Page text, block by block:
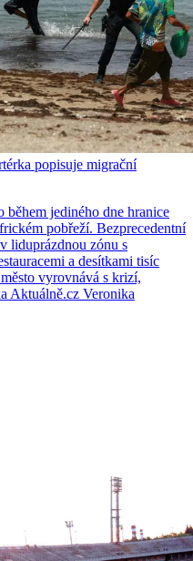
popisuje migrační
jediného dne hranice
pobřeží. Bezprecedentní
liduprázdnou zónu s
a desítkami tisíc
vyrovnává s krizí,
Aktuálně.cz Veronika